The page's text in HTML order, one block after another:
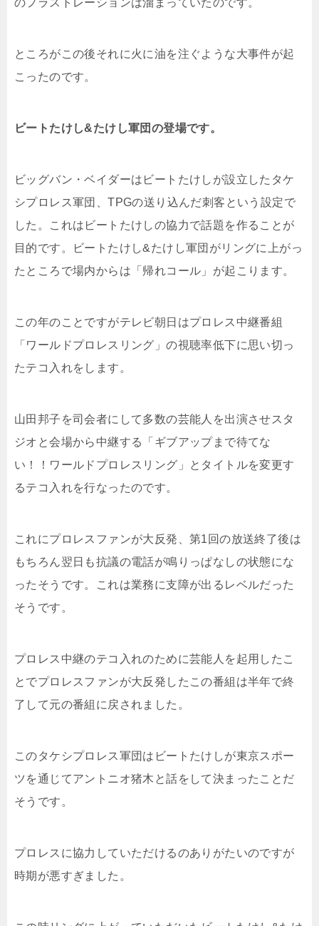
のフラストレーションは溜まっていたのです。
ところがこの後それに火に油を注ぐような大事件が起
こったのです。
ビートたけし&たけし軍団の登場です。
ビッグバン・ベイダーはビートたけしが設立したタケ
シプロレス軍団、TPGの送り込んだ刺客という設定で
した。これはビートたけしの協力で話題を作ることが
目的です。ビートたけし&たけし軍団がリングに上がっ
たところで場内からは「帰れコール」が起こります。
この年のことですがテレビ朝日はプロレス中継番組
「ワールドプロレスリング」の視聴率低下に思い切っ
たテコ入れをします。
山田邦子を司会者にして多数の芸能人を出演させスタ
ジオと会場から中継する「ギブアップまで待てな
い！！ワールドプロレスリング」とタイトルを変更す
るテコ入れを行なったのです。
これにプロレスファンが大反発、第1回の放送終了後は
もちろん翌日も抗議の電話が鳴りっぱなしの状態にな
ったそうです。これは業務に支障が出るレベルだった
そうです。
プロレス中継のテコ入れのために芸能人を起用したこ
とでプロレスファンが大反発したこの番組は半年で終
了して元の番組に戻されました。
このタケシプロレス軍団はビートたけしが東京スポー
ツを通じてアントニオ猪木と話をして決まったことだ
そうです。
プロレスに協力していただけるのありがたいのですが
時期が悪すぎました。